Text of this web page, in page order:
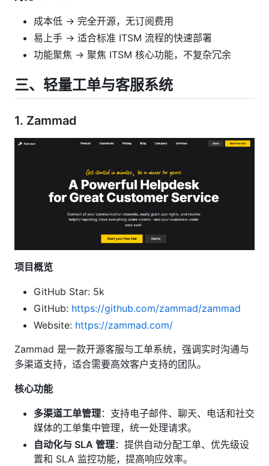
成本低 → 完全开源，无订阅费用
易上手 → 适合标准 ITSM 流程的快速部署
功能聚焦 → 聚焦 ITSM 核心功能，不复杂冗余
三、 轻量工单与客服系统
1. Zammad
项目概览
GitHub Star: 5k
GitHub: https://github.com/zammad/zammad
Website: https://zammad.com/
Zammad 是一款开源客服与工单系统，强调实时沟通与
多渠道支持，适合需要高效客户支持的团队。
核心功能
多渠道工单管理：支持电子邮件、聊天、电话和社交
媒体的工单集中管理，统一处理请求。
自动化与 SLA 管理：提供自动分配工单、优先级设
置和 SLA 监控功能，提高响应效率。